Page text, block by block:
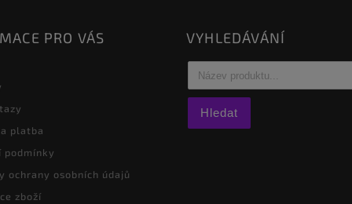
PRO VÁS
platba
podmínky
ochrany osobních údajů
zboží
VYHLEDÁVÁNÍ
Hledat